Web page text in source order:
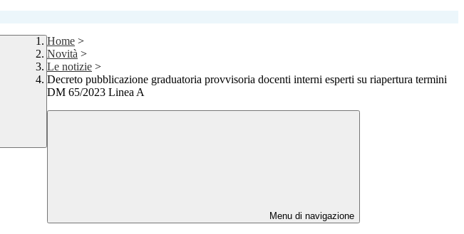
Home >
Novità >
Le notizie >
Decreto pubblicazione graduatoria provvisoria docenti interni esperti su riapertura termini
DM 65/2023 Linea A
Menu di navigazione